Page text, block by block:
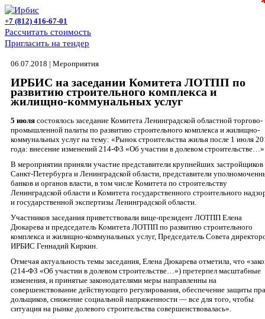
+7 (812) 416-67-01
Рассчитать стоимость
Пригласить на тендер
06.07.2018 | Мероприятия
ИРБИС на заседании Комитета ЛОТПП по
развитию строительного комплекса и
жилищно-коммунальных услуг
5 июля состоялось заседание Комитета Ленинградской областной торгово-
промышленной палаты по развитию строительного комплекса и жилищно-
коммунальных услуг на тему: «Рынок строительства жилья после 1 июля
года: внесение изменений 214-ФЗ «Об участии в долевом
В мероприятии приняли участие представители крупнейших застройщиков
Санкт-Петербурга и Ленинградской области, представители
банков и органов власти, в том числе Комитета по строительству
Ленинградской области и Комитета государственного строительного
и государственной экспертизы Ленинградской области.
Участников заседания приветствовали вице-президент ЛОТПП Елена
Дюкарева и председатель Комитета ЛОТПП по развитию строительного
комплекса и жилищно-коммунальных услуг, Председатель Совета
ИРБИС Геннадий Киркин.
Отмечая актуальность темы заседания, Елена Дюкарева отметила, что
(214-ФЗ «Об участии в долевом строительстве…») претерпел масштабные
изменения, и принятые законодателями меры направленны на
совершенствование действующего регулирования, обеспечение защиты
дольщиков, снижение социальной напряженности — все для того, чтобы
ситуация на рынке долевого строительства совершенствовалась».